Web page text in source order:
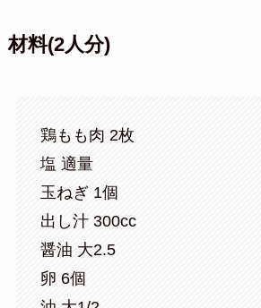
材料(2人分)
鶏もも肉 2枚
塩 適量
玉ねぎ 1個
出し汁 300cc
醤油 大2.5
卵 6個